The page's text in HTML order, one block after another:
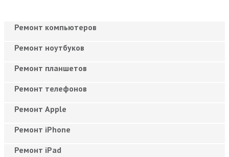
Ремонт компьютеров
Ремонт ноутбуков
Ремонт планшетов
Ремонт телефонов
Ремонт Apple
Ремонт iPhone
Ремонт iPad